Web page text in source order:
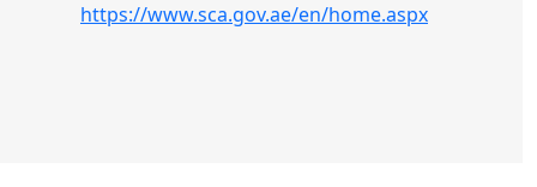
https://www.sca.gov.ae/en/home.aspx